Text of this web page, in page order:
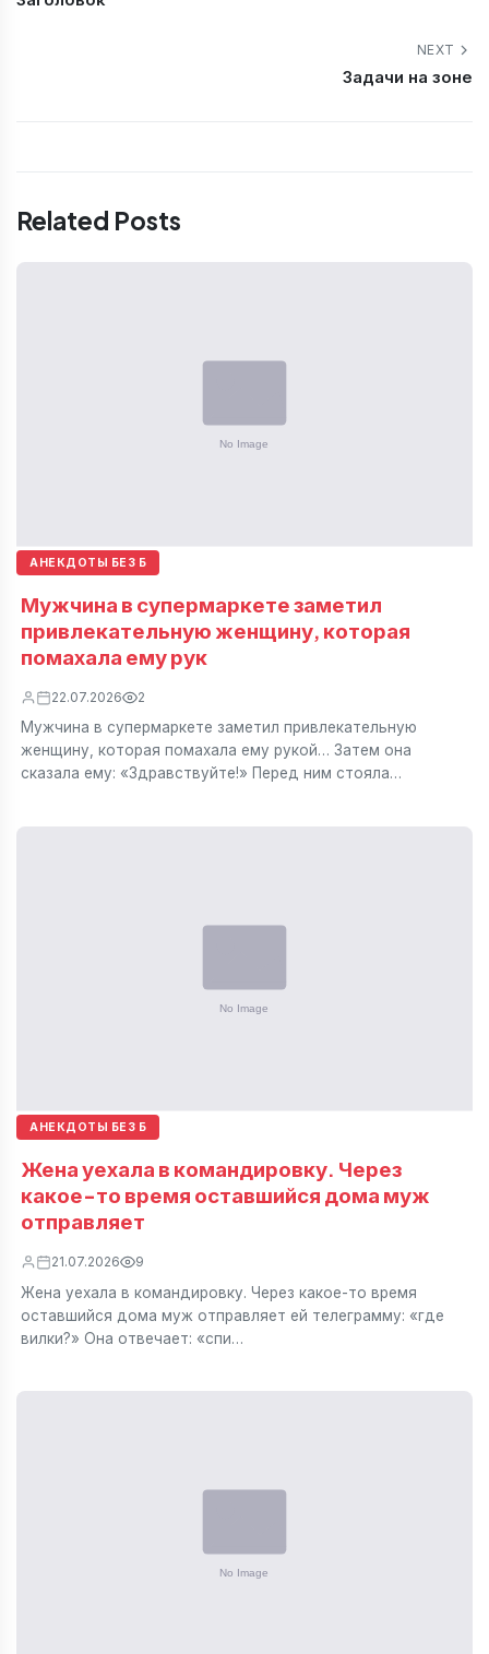
NEXT
Задачи на зоне
Related Posts
АНЕКДОТЫ БЕЗ Б
Мужчина в супермаркете заметил
привлекательную женщину, которая
помахала ему рук
22.07.2026 2
Мужчина в супермаркете заметил привлекательную
женщину, которая помахала ему рукой… Затем она
сказала ему: «Здравствуйте!» Перед ним стояла…
АНЕКДОТЫ БЕЗ Б
Жена уехала в командировку. Через
какое-то время оставшийся дома муж
отправляет
21.07.2026 9
Жена уехала в командировку. Через какое-то время
оставшийся дома муж отправляет ей телеграмму: «где
вилки?» Она отвечает: «спи…